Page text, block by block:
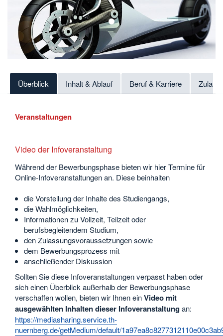
1
Überblick Inhalt & Ablauf Beruf & Karriere
Veranstaltungen
Video der Infoveranstaltung
Während der Bewerbungsphase bieten wir hier Termine für
Online-Infoveranstaltungen an. Diese beinhalten
die Vorstellung der Inhalte des Studiengangs,
die Wahlmöglichkeiten,
Informationen zu Vollzeit, Teilzeit oder
berufsbegleitendem Studium,
den Zulassungsvoraussetzungen sowie
dem Bewerbungsprozess mit
anschließender Diskussion
Sollten Sie diese Infoveranstaltungen verpasst haben oder
sich einen Überblick außerhalb der Bewerbungsphase
verschaffen wollen, bieten wir Ihnen einVideo mit
ausgewählten Inhalten dieser Infoveranstaltungan:
https://mediasharing.service.th-
nuernberg.de/getMedium/default/